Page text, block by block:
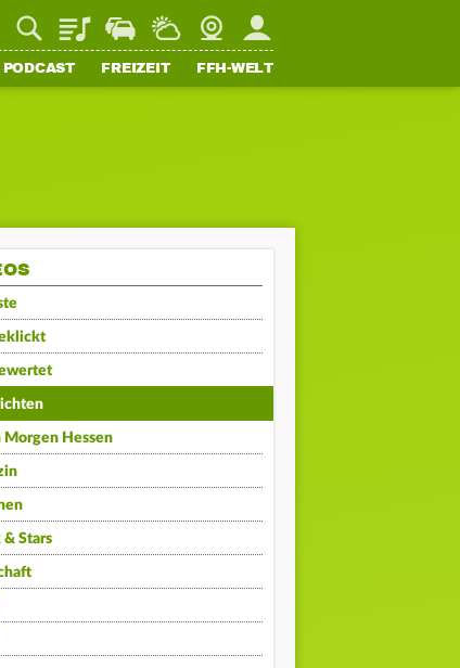
PlaylistStaupilotWetterWebcamMein FFH
PODCAST FREIZEIT FFH-WELT
Morgen Hessen
& Stars